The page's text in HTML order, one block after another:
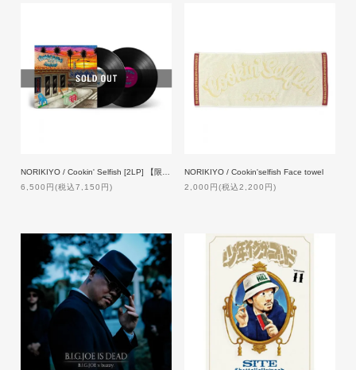
6,500円(税込7,150円)
NORIKIYO / Cookin'selfish Face towel
2,000円(税込2,200円)